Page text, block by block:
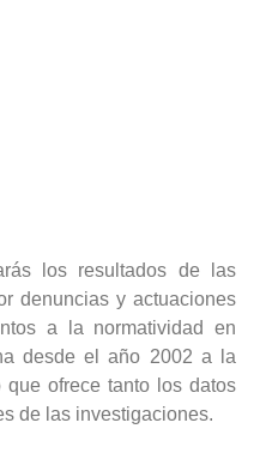
los resultados de las
denuncias y actuaciones
a la normatividad en
desde el año 2002 a la
ofrece tanto los datos
de las investigaciones.